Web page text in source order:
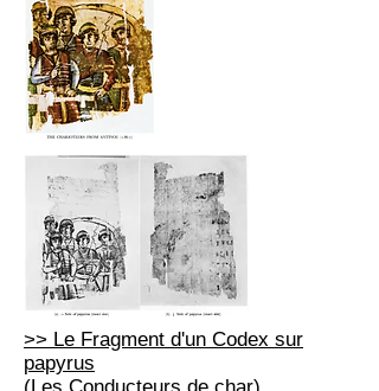
>> Le Fragment d'un Codex sur
papyrus
(Les Conducteurs de char)